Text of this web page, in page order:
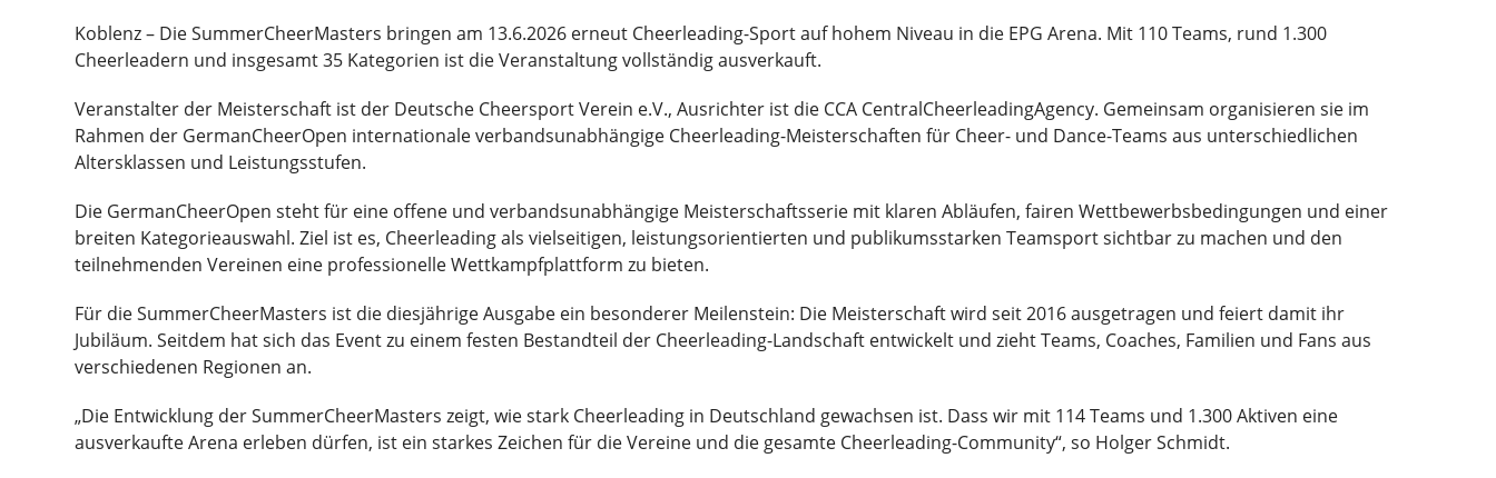
Koblenz – Die SummerCheerMasters bringen am 13.6.2026 erneut Cheerleading-Sport auf hohem Niveau in die EPG Arena. Mit 110 Teams, rund 1.300
Cheerleadern und insgesamt 35 Kategorien ist die Veranstaltung vollständig ausverkauft.
Veranstalter der Meisterschaft ist der Deutsche Cheersport Verein e.V., Ausrichter ist die CCA CentralCheerleadingAgency. Gemeinsam organisieren sie im
Rahmen der GermanCheerOpen internationale verbandsunabhängige Cheerleading-Meisterschaften für Cheer- und Dance-Teams aus unterschiedlichen
Altersklassen und Leistungsstufen.
Die GermanCheerOpen steht für eine offene und verbandsunabhängige Meisterschaftsserie mit klaren Abläufen, fairen Wettbewerbsbedingungen und einer
breiten Kategorieauswahl. Ziel ist es, Cheerleading als vielseitigen, leistungsorientierten und publikumsstarken Teamsport sichtbar zu machen und den
teilnehmenden Vereinen eine professionelle Wettkampfplattform zu bieten.
Für die SummerCheerMasters ist die diesjährige Ausgabe ein besonderer Meilenstein: Die Meisterschaft wird seit 2016 ausgetragen und feiert damit ihr
Jubiläum. Seitdem hat sich das Event zu einem festen Bestandteil der Cheerleading-Landschaft entwickelt und zieht Teams, Coaches, Familien und Fans aus
verschiedenen Regionen an.
„Die Entwicklung der SummerCheerMasters zeigt, wie stark Cheerleading in Deutschland gewachsen ist. Dass wir mit 114 Teams und 1.300 Aktiven eine
ausverkaufte Arena erleben dürfen, ist ein starkes Zeichen für die Vereine und die gesamte Cheerleading-Community“, so Holger Schmidt.